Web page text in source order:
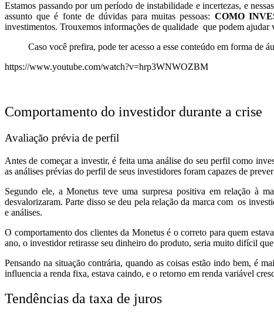
Estamos passando por um período de instabilidade e incertezas, e
assunto que é fonte de dúvidas para muitas pessoas: COMO
investimentos. Trouxemos informações de qualidade que podem
Caso você prefira, pode ter acesso a esse conteúdo em forma de
https://www.youtube.com/watch?v=hrp3WNWOZBM
Comportamento do investidor durante a crise
Avaliação prévia de perfil
Antes de começar a investir, é feita uma análise do seu perfil como
as análises prévias do perfil de seus investidores foram capazes de
Segundo ele, a Monetus teve uma surpresa positiva em relação à
desvalorizaram. Parte disso se deu pela relação da marca com os
e análises.
O comportamento dos clientes da Monetus é o correto para quem
ano, o investidor retirasse seu dinheiro do produto, seria muito difícil
Pensando na situação contrária, quando as coisas estão indo bem, é
influencia a renda fixa, estava caindo, e o retorno em renda variável
Tendências da taxa de juros